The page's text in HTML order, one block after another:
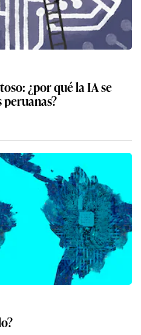
¿por qué la IA se
peruanas?